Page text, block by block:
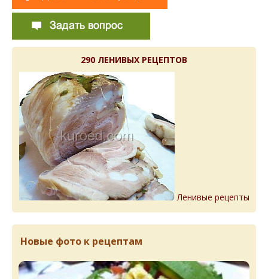
290 ЛЕНИВЫХ РЕЦЕПТОВ
Ленивые рецепты
Новые фото к рецептам